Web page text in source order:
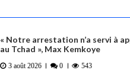
« Notre arrestation n’a servi à
au Tchad », Max Kemkoye
3 août 2026 0 543